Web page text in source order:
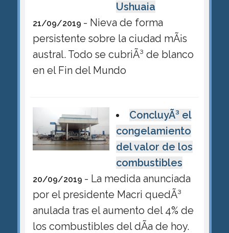
Ushuaia
21/09/2019 - Nieva de forma
persistente sobre la ciudad mÃ¡s
austral. Todo se cubriÃ³ de blanco
en el Fin del Mundo
ConcluyÃ³ el
congelamiento
del valor de los
combustibles
20/09/2019 - La medida anunciada
por el presidente Macri quedÃ³
anulada tras el aumento del 4% de
los combustibles del dÃ­a de hoy.